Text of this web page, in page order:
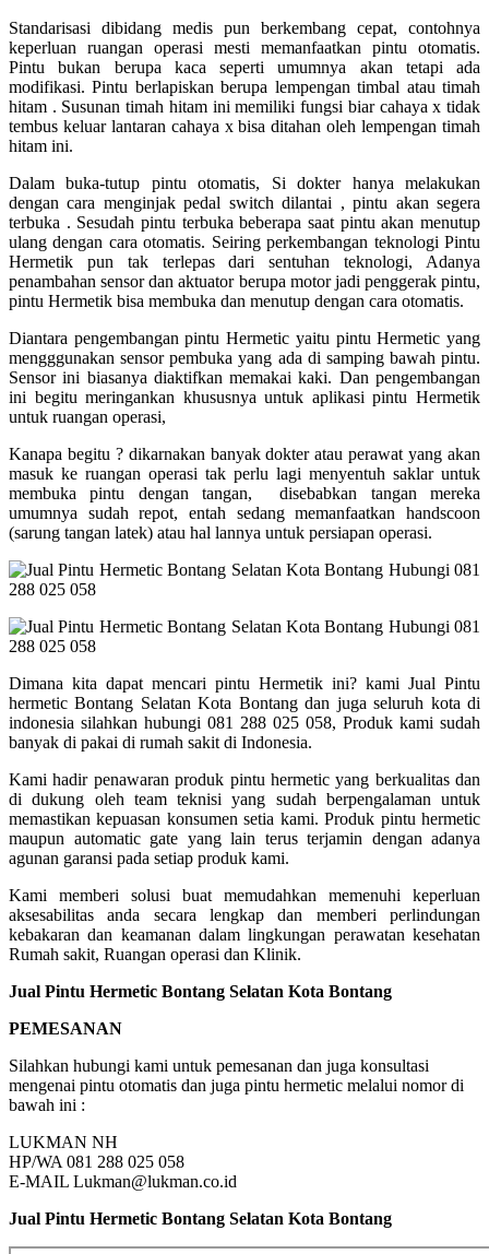
Standarisasi dibidang medis pun berkembang cepat, contohnya
keperluan ruangan operasi mesti memanfaatkan pintu otomatis.
Pintu bukan berupa kaca seperti umumnya akan tetapi ada
modifikasi. Pintu berlapiskan berupa lempengan timbal atau timah
hitam . Susunan timah hitam ini memiliki fungsi biar cahaya x tidak
tembus keluar lantaran cahaya x bisa ditahan oleh lempengan timah
hitam ini.
Dalam buka-tutup pintu otomatis, Si dokter hanya melakukan
dengan cara menginjak pedal switch dilantai , pintu akan segera
terbuka . Sesudah pintu terbuka beberapa saat pintu akan menutup
ulang dengan cara otomatis. Seiring perkembangan teknologi Pintu
Hermetik pun tak terlepas dari sentuhan teknologi, Adanya
penambahan sensor dan aktuator berupa motor jadi penggerak pintu,
pintu Hermetik bisa membuka dan menutup dengan cara otomatis.
Diantara pengembangan pintu Hermetic yaitu pintu Hermetic yang
mengggunakan sensor pembuka yang ada di samping bawah pintu.
Sensor ini biasanya diaktifkan memakai kaki. Dan pengembangan
ini begitu meringankan khususnya untuk aplikasi pintu Hermetik
untuk ruangan operasi,
Kanapa begitu ? dikarnakan banyak dokter atau perawat yang akan
masuk ke ruangan operasi tak perlu lagi menyentuh saklar untuk
membuka pintu dengan tangan, disebabkan tangan mereka
umumnya sudah repot, entah sedang memanfaatkan handscoon
(sarung tangan latek) atau hal lannya untuk persiapan operasi.
Dimana kita dapat mencari pintu Hermetik ini? kami Jual Pintu
hermetic Bontang Selatan Kota Bontang dan juga seluruh kota di
indonesia silahkan hubungi 081 288 025 058, Produk kami sudah
banyak di pakai di rumah sakit di Indonesia.
Kami hadir penawaran produk pintu hermetic yang berkualitas dan
di dukung oleh team teknisi yang sudah berpengalaman untuk
memastikan kepuasan konsumen setia kami. Produk pintu hermetic
maupun automatic gate yang lain terus terjamin dengan adanya
agunan garansi pada setiap produk kami.
Kami memberi solusi buat memudahkan memenuhi keperluan
aksesabilitas anda secara lengkap dan memberi perlindungan
kebakaran dan keamanan dalam lingkungan perawatan kesehatan
Rumah sakit, Ruangan operasi dan Klinik.
Jual Pintu Hermetic Bontang Selatan Kota Bontang
PEMESANAN
Silahkan hubungi kami untuk pemesanan dan juga konsultasi
mengenai pintu otomatis dan juga pintu hermetic melalui nomor di
bawah ini :
LUKMAN NH
HP/WA 081 288 025 058
E-MAIL Lukman@lukman.co.id
Jual Pintu Hermetic Bontang Selatan Kota Bontang